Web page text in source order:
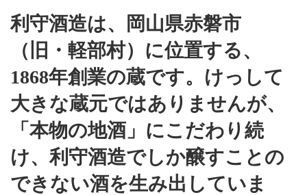
利守酒造は、岡山県赤磐市
（旧・軽部村）に位置する、
1868年創業の蔵です。けっして
大きな蔵元ではありませんが、
「本物の地酒」にこだわり続
け、利守酒造でしか醸すことの
できない酒を生み出していま